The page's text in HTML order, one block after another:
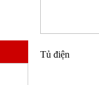
Tủ điện